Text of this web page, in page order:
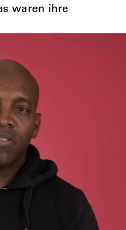
waren ihre